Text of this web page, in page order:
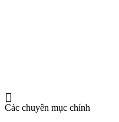
Các chuyên mục chính